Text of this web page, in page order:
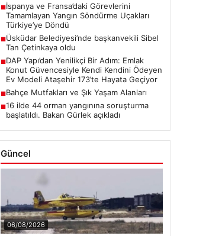
■İspanya ve Fransa’daki Görevlerini
Tamamlayan Yangın Söndürme Uçakları
Türkiye’ye Döndü
■Üsküdar Belediyesi’nde başkanvekili Sibel
Tan Çetinkaya oldu
■DAP Yapı’dan Yenilikçi Bir Adım: Emlak
Konut Güvencesiyle Kendi Kendini Ödeyen
Ev Modeli Ataşehir 173’te Hayata Geçiyor
■Bahçe Mutfakları ve Şık Yaşam Alanları
■16 ilde 44 orman yangınına soruşturma
başlatıldı. Bakan Gürlek açıkladı
Güncel
06/08/2026